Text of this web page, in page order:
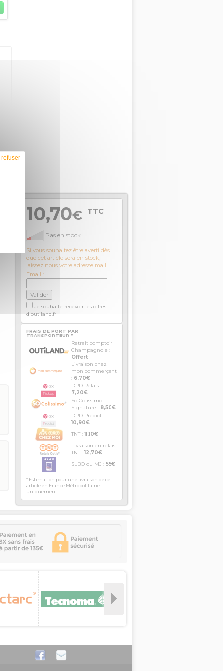
10,70€ TTC
Pas en stock
Si vous souhaitez être averti dès
que cet article sera en stock,
laissez nous votre adresse mail.
Email :
Je souhaite recevoir les offres
d'outiland.fr
FRAIS DE PORT PAR
TRANSPORTEUR *
Retrait comptoir
Champagnole :
Offert
Livraison chez
mon commerçant
: 6,70€
DPD Relais :
7,20€
So Colissimo
Signature : 8,50€
DPD Predict :
10,90€
TNT :11,10€
Livraison en relais
TNT :12,70€
SLBO ou MJ : 55€
* Estimation pour une livraison de cet
article en France Métropolitaine
uniquement.